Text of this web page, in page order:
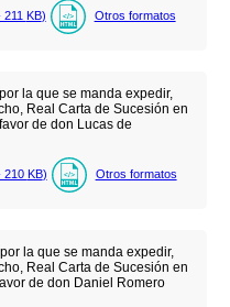
211 KB) Otros formatos
la que se manda expedir,
Real Carta de Sucesión en
de don Lucas de
210 KB) Otros formatos
la que se manda expedir,
Real Carta de Sucesión en
de don Daniel Romero